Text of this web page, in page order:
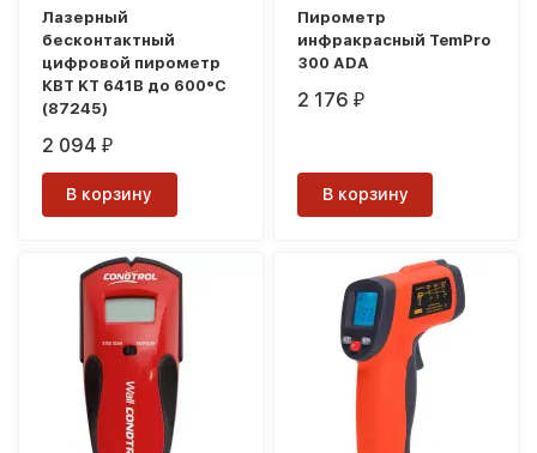
Лазерный
бесконтактный
цифровой пирометр
КВТ KT 641B до 600°C
(87245)
2 094₽
В корзину
Пирометр
инфракрасный TemPro
300 ADA
2 176₽
В корзину